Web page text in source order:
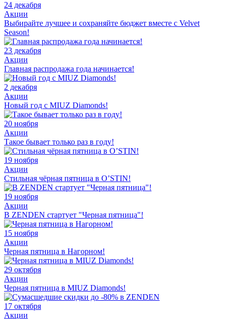
24 декабря
Акции
Выбирайте лучшее и сохраняйте бюджет вместе с Velvet
Season!
23 декабря
Акции
Главная распродажа года начинается!
2 декабря
Акции
Новый год с MIUZ Diamonds!
20 ноября
Акции
Такое бывает только раз в году!
19 ноября
Акции
Стильная чёрная пятница в O’STIN!
19 ноября
Акции
В ZENDEN стартует "Черная пятница"!
15 ноября
Акции
Черная пятница в Нагорном!
29 октября
Акции
Черная пятница в MIUZ Diamonds!
17 октября
Акции